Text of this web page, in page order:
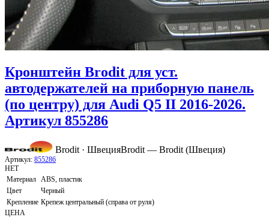
Кронштейн Brodit для уст.
автодержателей на приборную панель
(по центру) для Audi Q5 II 2016-2026.
Артикул 855286
Brodit · ШвецияBrodit — Brodit (Швеция)
Артикул: 855286
НЕТ
Материал ABS, пластик
Цвет
Черный
Крепление Крепеж центральный (справа от руля)
ЦЕНА